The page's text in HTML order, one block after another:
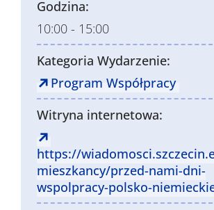
Godzina:
10:00 - 15:00
Kategoria Wydarzenie:
Program Współpracy
Witryna internetowa:
https://
mieszkancy/przed-nami-dni-
wspolpracy-polsko-